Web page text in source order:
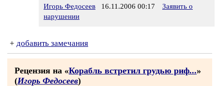
Игорь Федосеев 16.11.2006 00:17
Заявить о
нарушении
+ добавить замечания
Рецензия на «Корабль встретил грудью риф...»
(Игорь Федосеев)